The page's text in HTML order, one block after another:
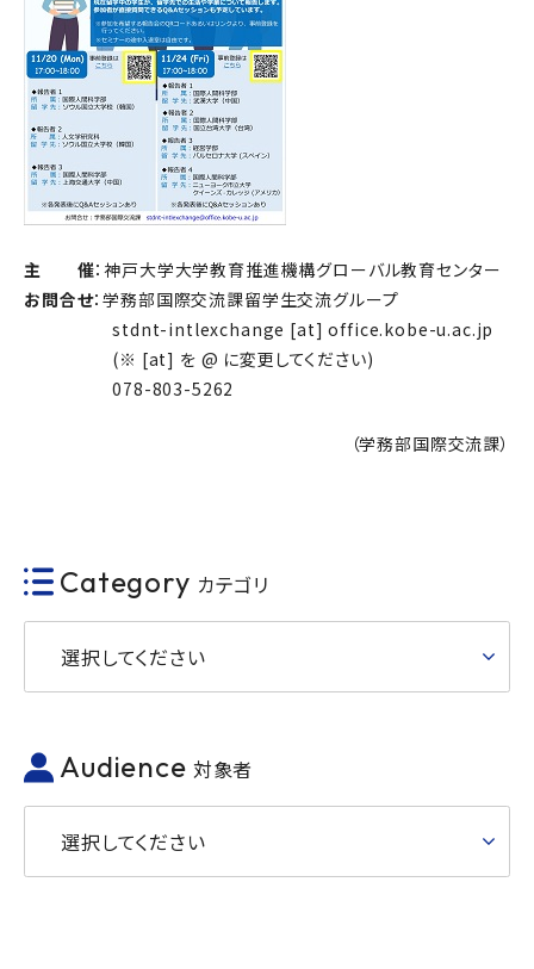
主 催：神戸大学大学教育推進機構グローバル教育センター
お問合せ：学務部国際交流課留学生交流グループ
stdnt-intlexchange [at] office.kobe-u.ac.jp
(※ [at] を @ に変更してください)
078-803-5262
（学務部国際交流課）
Category カテゴリ
選択してください
Audience 対象者
選択してください